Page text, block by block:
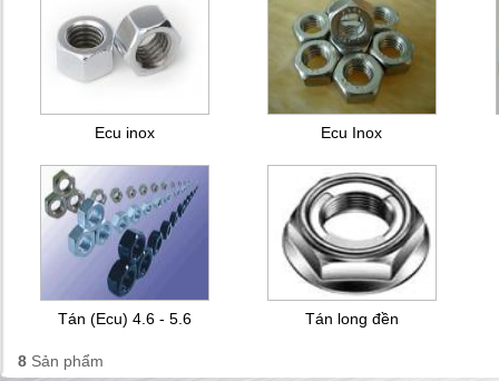
Ecu inox Ecu Inox
Tán (Ecu) 4.6 - 5.6 Tán long đền
8 Sản phẩm